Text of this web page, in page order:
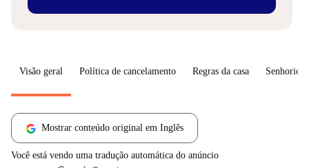
Visão geral Política de cancelamento Regras da casa Senhorio
Mostrar conteúdo original em Inglês
Você está vendo uma tradução automática do anúncio